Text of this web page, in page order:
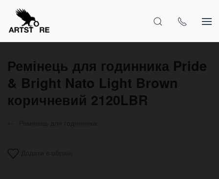
Ремінець для годинника Pride
& Bright Nato Light Brown
коричневий 2120LBR